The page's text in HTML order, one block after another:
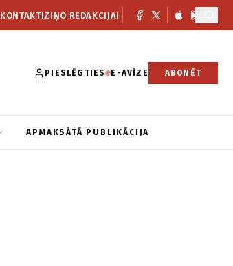
KONTAKTIZIŅO REDAKCIJAI
PIESLĒGTIES E-AVĪZE ABONĒT
APMAKSĀTĀ PUBLIKĀCIJA